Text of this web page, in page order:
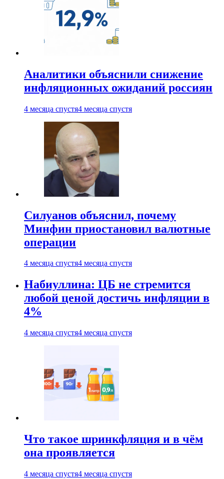
Аналитики объяснили снижение
инфляционных ожиданий россиян
4 месяца спустя4 месяца спустя
Силуанов объяснил, почему
Минфин приостановил валютные
операции
4 месяца спустя4 месяца спустя
Набиуллина: ЦБ не стремится
любой ценой достичь инфляции в
4%
4 месяца спустя4 месяца спустя
Что такое шринкфляция и в чём
она проявляется
4 месяца спустя4 месяца спустя